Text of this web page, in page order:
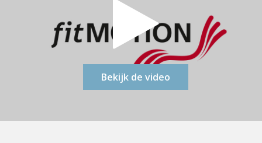
Bekijk de video